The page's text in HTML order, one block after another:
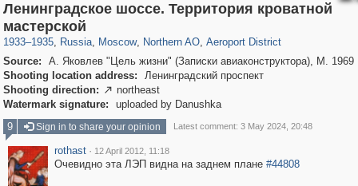
Ленинградское шоссе. Территория кроватной
мастерской
1933–1935, Russia
1,406,144
, Moscow
319,779
, Northern AO, Aeroport District
Source:
А. Яковлев "Цель жизни" (Записки авиаконструктора), М. 1969
Shooting location address:
Ленинградский проспект
Shooting direction:  northeast
Watermark signature:
uploaded by Danushka
9
Sign in to share your opinion Latest comment: 3 May 2024, 20:48
rothast · 12 April 2012, 11:18
Очевидно эта ЛЭП видна на заднем плане #44808